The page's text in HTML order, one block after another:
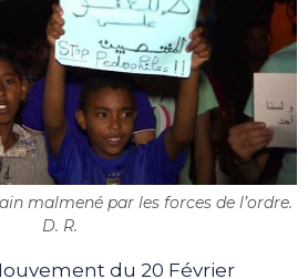
malmené par les forces de l’ordre.
D. R.
du 20 Février